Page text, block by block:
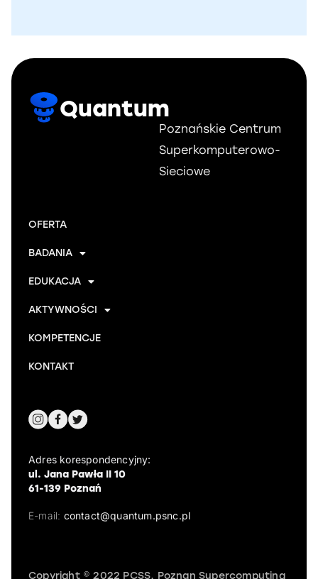
Quantum
Poznańskie Centrum
Superkomputerowo-
Sieciowe
OFERTA
BADANIA
EDUKACJA
AKTYWNOŚCI
KOMPETENCJE
KONTAKT
Adres korespondencyjny:
ul. Jana Pawła II 10
61-139 Poznań
E-mail: contact@quantum.psnc.pl
Copyright © 2022 PCSS, Poznan Supercomputing